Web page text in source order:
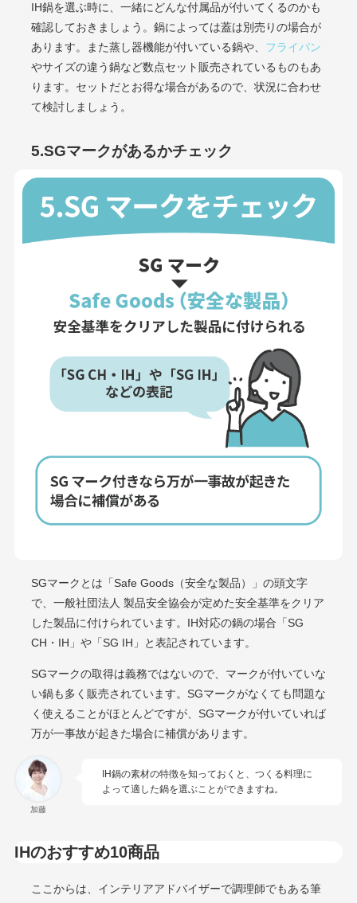
IH鍋を選ぶ時に、一緒にどんな付属品が付いてくるのかも
確認しておきましょう。鍋によっては蓋は別売りの場合が
あります。また蒸し器機能が付いている鍋や、 フライパン
やサイズの違う鍋など数点セット販売されているものもあ
ります。セットだとお得な場合があるので、状況に合わせ
て検討しましょう。
5.SGマークがあるかチェック
SGマークとは「Safe Goods（安全な製品）」の頭文字
で、一般社団法人 製品安全協会が定めた安全基準をクリア
した製品に付けられています。IH対応の鍋の場合「SG
CH・IH」や「SG IH」と表記されています。
SGマークの取得は義務ではないので、マークが付いていな
い鍋も多く販売されています。SGマークがなくても問題な
く使えることがほとんどですが、SGマークが付いていれば
万が一事故が起きた場合に補償があります。
加藤
IH鍋の素材の特徴を知っておくと、つくる料理に
よって適した鍋を選ぶことができますね。
IHのおすすめ10商品
ここからは、インテリアアドバイザーで調理師でもある筆